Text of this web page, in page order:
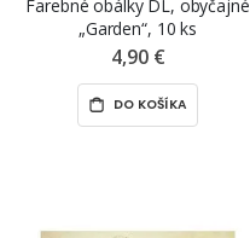
Farebné obálky DL, obyčajné
„Garden“, 10 ks
4,90 €
DO KOŠÍKA